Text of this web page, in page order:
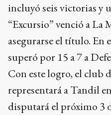
incluyó seis victorias y
“Excursio” venció a La
asegurarse el título.
superó por 15 a 7 a
Con este logro, el club
representará a Tandil
disputará el próximo 3